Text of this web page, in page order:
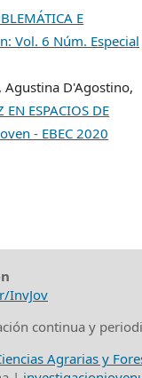
E
Vol. 6 Núm. Especial
Agustina D'Agostino,
EN ESPACIOS DE
- EBEC 2020
InvJov
continua y
Agrarias y